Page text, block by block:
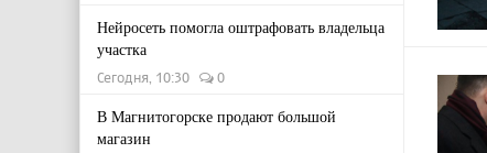
Нейросеть помогла оштрафовать владельца
участка
Сегодня, 10:30 0
В Магнитогорске продают большой
магазин